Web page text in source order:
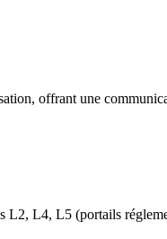
offrant une
L2, L4, L5 (portails